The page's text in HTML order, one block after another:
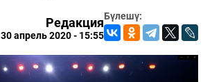
Бүлешү:
Редакция
30 апрель 2020 - 15:55